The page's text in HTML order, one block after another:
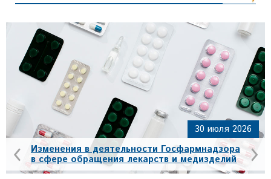
30 июля 2026
‹
Изменения в деятельности Госфармнадзора
в сфере обращения лекарств и медизделий
›